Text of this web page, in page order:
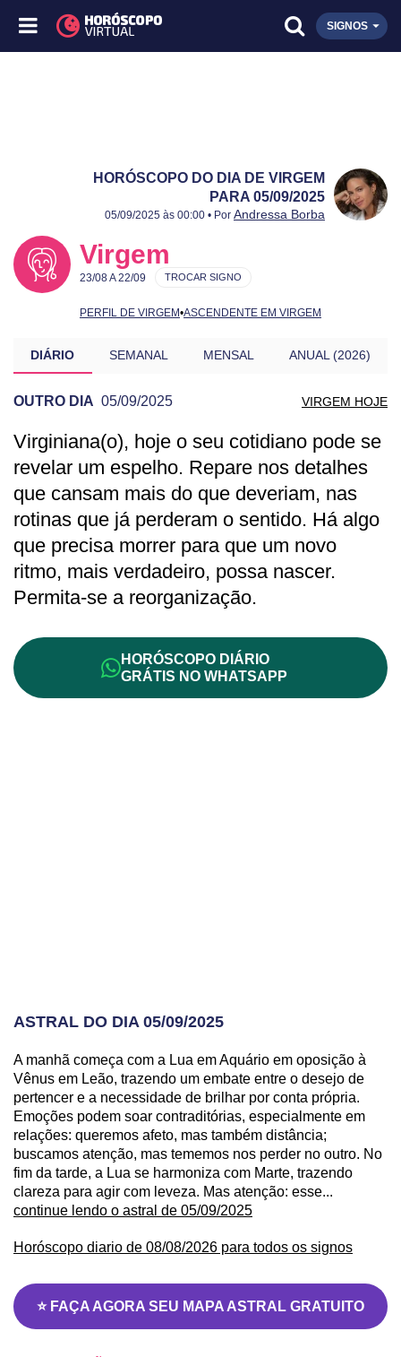
SIGNOS
HORÓSCOPO DO DIA DE VIRGEM
PARA 05/09/2025
Publicado:
05/09/2025
Atualizado:
05/09/2025
05/09/2025 às 00:00 • Por Andressa Borba
Virgem
23/08 A 22/09
PERFIL DE VIRGEM•ASCENDENTE EM VIRGEM
TROCAR SIGNO
DIÁRIO SEMANAL MENSAL ANUAL (2026)
OUTRO DIA 05/09/2025 VIRGEM HOJE
PREVISÃO DE VIRGEM PARA OUTRO
Virginiana(o), hoje o seu cotidiano pode se
revelar um espelho. Repare nos detalhes
que cansam mais do que deveriam, nas
rotinas que já perderam o sentido. Há algo
que precisa morrer para que um novo
ritmo, mais verdadeiro, possa nascer.
Permita-se a reorganização.
HORÓSCOPO DIÁRIO
GRÁTIS NO WHATSAPP
ASTRAL DO DIA 05/09/2025
A manhã começa com a Lua em Aquário em oposição à
Vênus em Leão, trazendo um embate entre o desejo de
pertencer e a necessidade de brilhar por conta própria.
Emoções podem soar contraditórias, especialmente em
relações: queremos afeto, mas também distância;
buscamos atenção, mas tememos nos perder no outro. No
fim da tarde, a Lua se harmoniza com Marte, trazendo
clareza para agir com leveza. Mas atenção: esse...
continue lendo o astral de 05/09/2025
Horóscopo diario de 08/08/2026 para todos os signos
⭐ FAÇA AGORA SEU MAPA ASTRAL GRATUITO